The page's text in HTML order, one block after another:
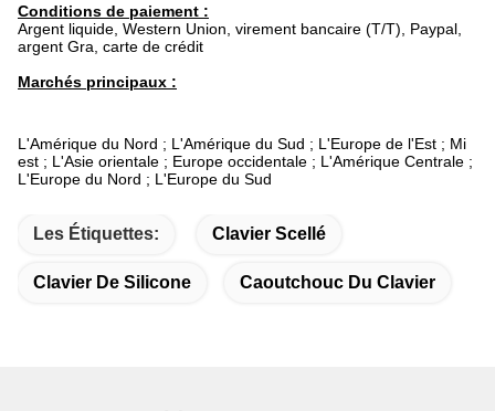
Conditions de paiement :
Argent liquide, Western Union, virement bancaire (T/T), Paypal,
argent Gra, carte de crédit
Marchés principaux :
L'Amérique du Nord ; L'Amérique du Sud ; L'Europe de l'Est ; Mi
est ; L'Asie orientale ; Europe occidentale ; L'Amérique Centrale ;
L'Europe du Nord ; L'Europe du Sud
Les Étiquettes: Clavier Scellé
Clavier De Silicone Caoutchouc Du Clavier